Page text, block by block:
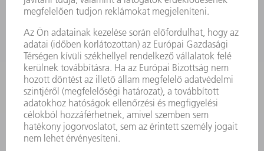
LÉZER
TELJESÍTMÉNYELEKTRONIKA
ELEKTROMOS KÉZIGÉPEK
SMART FACTORY
SZOFTVER
SZOLGÁLTATÁSOK
ALKALMAZÁSOK
ÁGAZATOK
A VÁLLALAT
KARRIER
ÁLLÁSAJÁNLATOK
VÁLLALAT PROFIL
ÜGYVEZETÉS